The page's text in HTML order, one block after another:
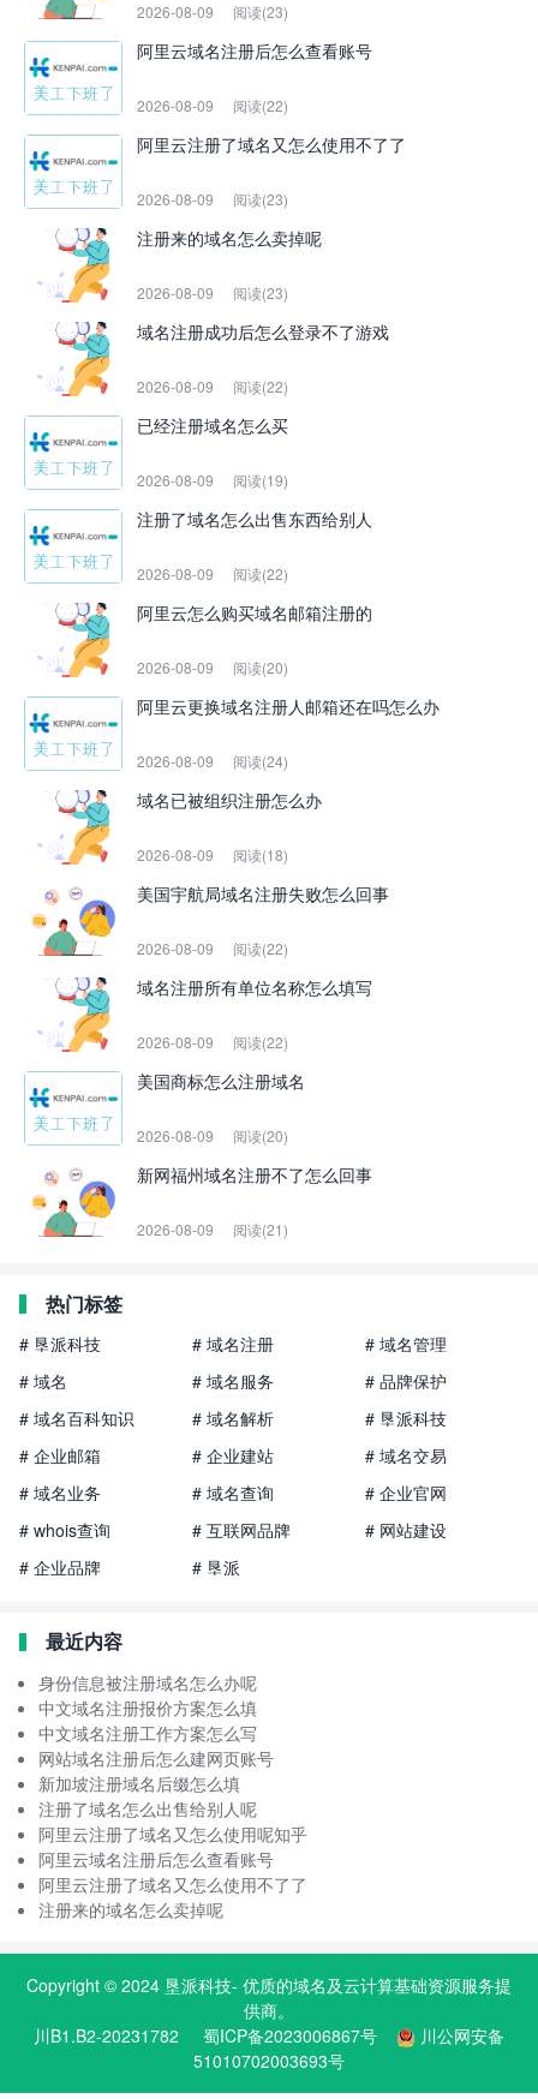
2026-08-09 阅读(23)
阿里云域名注册后怎么查看账号
2026-08-09 阅读(22)
阿里云注册了域名又怎么使用不了了
2026-08-09 阅读(23)
注册来的域名怎么卖掉呢
2026-08-09 阅读(23)
域名注册成功后怎么登录不了游戏
2026-08-09 阅读(22)
已经注册域名怎么买
2026-08-09 阅读(19)
注册了域名怎么出售东西给别人
2026-08-09 阅读(22)
阿里云怎么购买域名邮箱注册的
2026-08-09 阅读(20)
阿里云更换域名注册人邮箱还在吗怎么办
2026-08-09 阅读(24)
域名已被组织注册怎么办
2026-08-09 阅读(18)
美国宇航局域名注册失败怎么回事
2026-08-09 阅读(22)
域名注册所有单位名称怎么填写
2026-08-09 阅读(22)
美国商标怎么注册域名
2026-08-09 阅读(20)
新网福州域名注册不了怎么回事
2026-08-09 阅读(21)
热门标签
# 垦派科技 # 域名注册
# 域名管理
# 域名
# 域名服务
# 品牌保护
# 域名百科知识
# 域名解析
# 垦派科技
# 企业邮箱
# 企业建站
# 域名交易
# 域名业务
# 域名查询
# 企业官网
# whois查询
# 互联网品牌
# 网站建设
# 企业品牌
# 垦派
最近内容
身份信息被注册域名怎么办呢
中文域名注册报价方案怎么填
中文域名注册工作方案怎么写
网站域名注册后怎么建网页账号
新加坡注册域名后缀怎么填
注册了域名怎么出售给别人呢
阿里云注册了域名又怎么使用呢知乎
阿里云域名注册后怎么查看账号
阿里云注册了域名又怎么使用不了了
注册来的域名怎么卖掉呢
Copyright © 2024 垦派科技- 优质的域名及云计算基础资源服务提
供商。
川B1.B2-20231782
蜀ICP备2023006867号
川公网安备
51010702003693号